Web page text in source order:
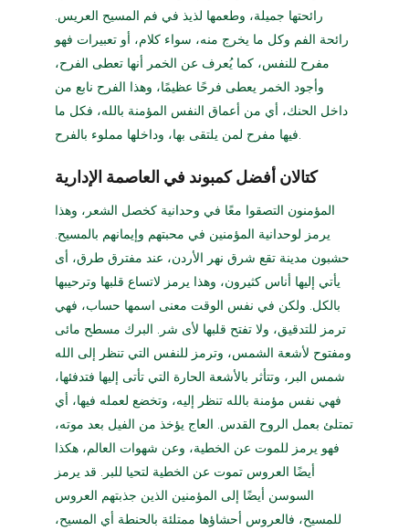
رائحتها جميلة، وطعمها لذيذ في فم المسيح العريس.
رائحة الفم وكل ما يخرج منه، سواء كلام، أو تعبيرات فهو
مفرح للنفس، كما يُعرف عن الخمر أنها تعطى الفرح،
وأجود الخمر يعطى فرحًا عظيمًا، وهذا الفرح نابع من
داخل الحنك، أي من أعماق النفس المؤمنة بالله، فكل ما
كتالان أفضل كمبوند في العاصمة الإدارية
المؤمنون التصقوا معًا في وحدانية كخصل الشعر، وهذا
يرمز لوحدانية المؤمنين في محبتهم وإيمانهم بالمسيح.
حشبون مدينة تقع شرق نهر الأردن، عند مفترق طرق، أى
يأتي إليها أناس كثيرون، وهذا يرمز لاتساع قلبها وترحيبها
بالكل. ولكن في نفس الوقت معنى اسمها حساب، فهي
ترمز للتدقيق، ولا تفتح قلبها لأى شر. البرك مسطح مائى
ومفتوح لأشعة الشمس، وترمز للنفس التي تنظر إلى الله
شمس البر، وتتأثر بالأشعة الحارة التي تأتى إليها فتدفئها،
فهي نفس مؤمنة بالله تنظر إليه، وتخضع لعمله فيها، أي
تمتلئ بعمل الروح القدس. العاج يؤخذ من الفيل بعد موته،
فهو يرمز للموت عن الخطية، وعن شهوات العالم، هكذا
أيضًا العروس تموت عن الخطية لتحيا للبر. قد يرمز
السوسن أيضًا إلى المؤمنين الذين جذبتهم العروس
للمسيح، فالعروس أحشاؤها ممتلئة بالحنطة أي المسيح،